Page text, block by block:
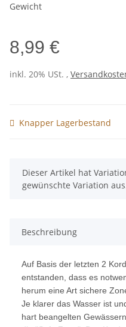
Gewicht
8,99 €
inkl. 20% USt. ,
Knapper Lagerbestand
x
Dieser Artikel hat
gewünschte Variation
Beschreibung
Auf Basis der letzten 2
entstanden, dass es
herum eine Art sichere
Je klarer das Wasser ist
hart beangelten